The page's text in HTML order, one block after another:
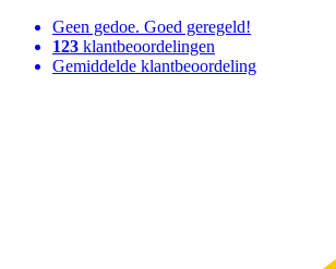
Geen gedoe. Goed geregeld!
123 klantbeoordelingen
Gemiddelde klantbeoordeling